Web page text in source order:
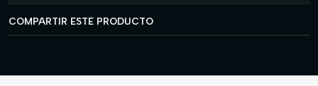
COMPARTIR ESTE PRODUCTO